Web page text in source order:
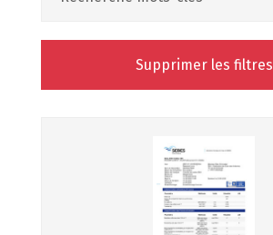
Supprimer les filtres